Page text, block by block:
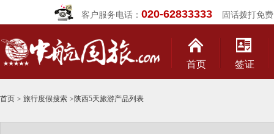
客户服务电话： 020-62833333固话拨打免费
首页 签证
首页 > 旅行度假搜索 >陕西5天旅游产品列表